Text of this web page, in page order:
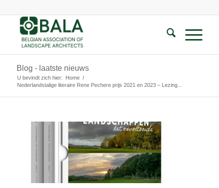
Blog - laatste nieuws
U bevindt zich hier: Home /
Nederlandstalige literaire Rene Pechere prijs 2021 en 2023 – Lezing...